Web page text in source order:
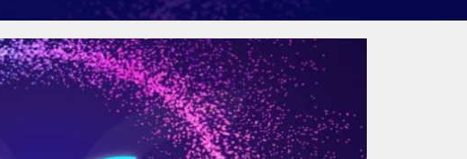
تلفن
بدون پیش شماره
اینستاگرام
کانال تلگرام
کانال بله